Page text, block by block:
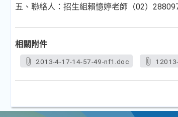
五、聯絡人：招生組賴憶婷老師（02）
相關附件
2013-4-17-14-57-49-nf1.doc